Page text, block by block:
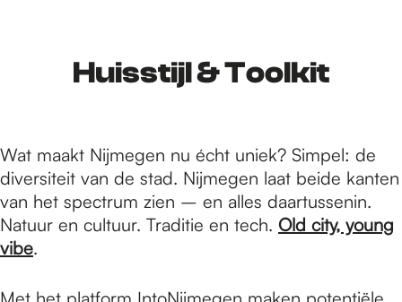
e
h
o
Huisstijl & Toolkit
Wat maakt Nijmegen nu écht uniek? Simpel: de
diversiteit van de stad. Nijmegen laat beide kanten
van het spectrum zien – en alles daartussenin.
Natuur en cultuur. Traditie en tech. Old city, young
vibe.